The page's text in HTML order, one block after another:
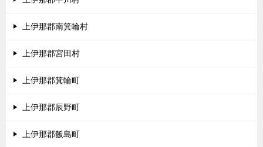
上伊那郡南箕輪村
上伊那郡宮田村
上伊那郡箕輪町
上伊那郡辰野町
上伊那郡飯島町